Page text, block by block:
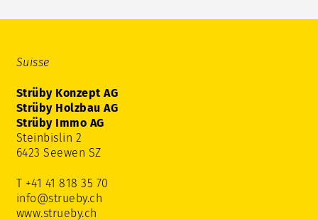
Suisse
Strüby Konzept AG
Strüby Holzbau AG
Strüby Immo AG
Steinbislin 2
6423 Seewen SZ
T +41 41 818 35 70
info@strueby.ch
www.strueby.ch